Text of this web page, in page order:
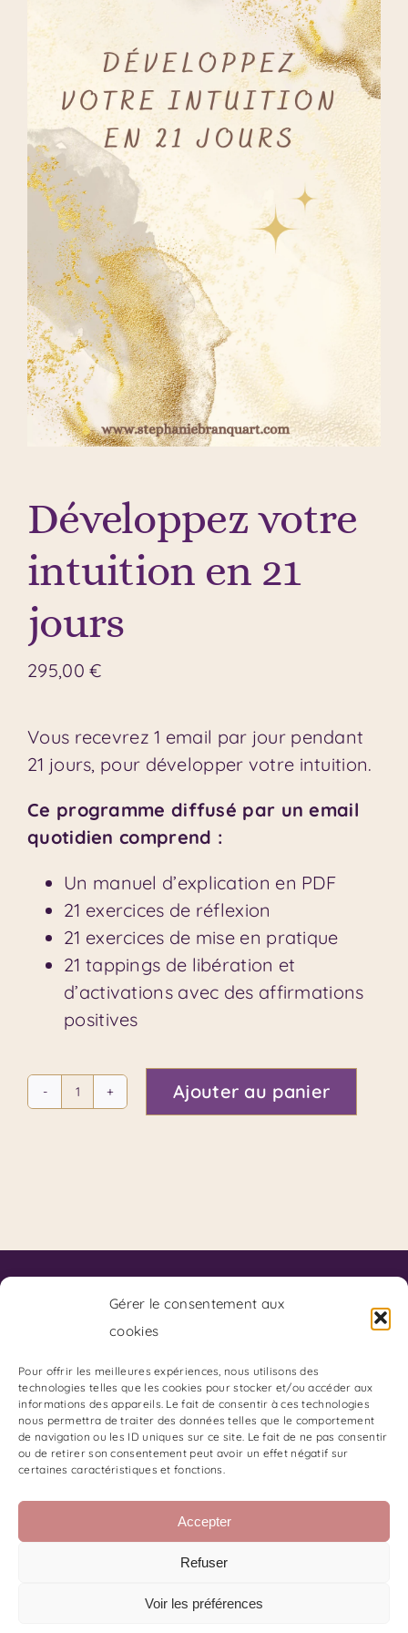
Gérer le consentement aux
cookies
Pour offrir les meilleures expériences, nous utilisons des
technologies telles que les cookies pour stocker et/ou accéder aux
informations des appareils. Le fait de consentir à ces technologies
nous permettra de traiter des données telles que le comportement
de navigation ou les ID uniques sur ce site. Le fait de ne pas consentir
ou de retirer son consentement peut avoir un effet négatif sur
certaines caractéristiques et fonctions.
Accepter
Refuser
Voir les préférences
Développez votre
intuition en 21
jours
295,00€
Vous recevrez 1 email par jour pendant
21 jours, pour développer votre intuition.
Ce programme diffusé par un email
quotidien comprend :
Un manuel d’explication en PDF
21 exercices de réflexion
21 exercices de mise en pratique
21 tappings de libération et
d’activations avec des affirmations
positives
quantité
jours
Ajouter au panier
Code de Déontologie du Coaching
Charte de Déontologie des Arts Divinatoires:
Adresse du Cabinet :
85 Boulevard Charles Arnould
51100 REIMS
Gestion du Stress et des émotions
Les Oracles de Stéphanie B
Les Oracles de Stéphanie B
Retrouvez-moi sur TikTok